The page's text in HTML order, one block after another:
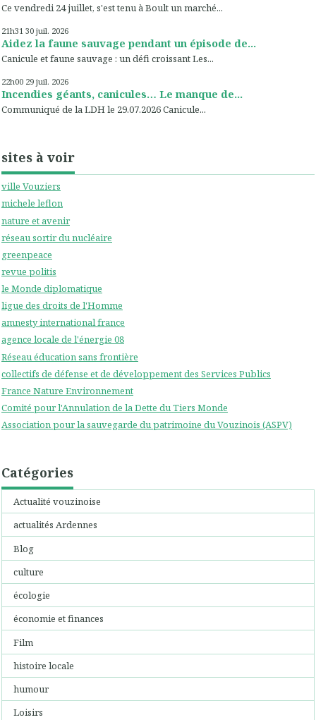
Ce vendredi 24 juillet, s'est tenu à Boult un marché...
21h31 30 juil. 2026
Aidez la faune sauvage pendant un épisode de...
Canicule et faune sauvage : un défi croissant Les...
22h00 29 juil. 2026
Incendies géants, canicules… Le manque de...
Communiqué de la LDH le 29.07.2026 Canicule...
sites à voir
ville Vouziers
michele leflon
nature et avenir
réseau sortir du nucléaire
greenpeace
revue politis
le Monde diplomatique
ligue des droits de l'Homme
amnesty international france
agence locale de l'énergie 08
Réseau éducation sans frontière
collectifs de défense et de développement des Services Publics
France Nature Environnement
Comité pour l'Annulation de la Dette du Tiers Monde
Association pour la sauvegarde du patrimoine du Vouzinois (ASPV)
Catégories
Actualité vouzinoise
actualités Ardennes
Blog
culture
écologie
économie et finances
Film
histoire locale
humour
Loisirs